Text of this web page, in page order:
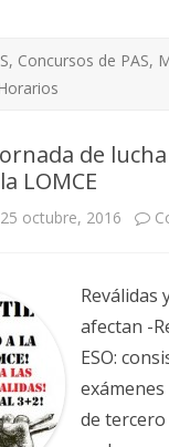
, Concursos de PAS,
Horarios
de
LOMCE
25 octubre, 2016
Reválidas
afectan -
ESO:
de